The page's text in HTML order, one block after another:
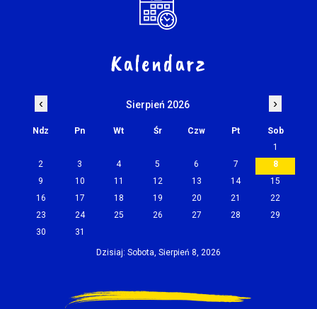
Kalendarz
‹ Sierpień 2026 ›
Ndz Pn Wt Śr Czw Pt
Sob
1
2
3 4 5 6 7
8
9
10 11 12 13 14
15
16
17 18 19 20 21
22
23
24 25 26 27 28
29
30
31
Dzisiaj: Sobota, Sierpień 8, 2026